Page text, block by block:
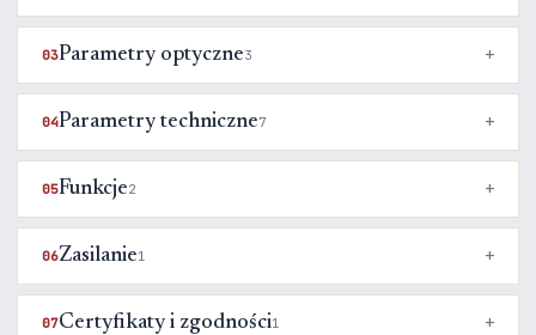
03Parametry optyczne3
04Parametry techniczne7
05Funkcje2
06Zasilanie1
07Certyfikaty i zgodności1